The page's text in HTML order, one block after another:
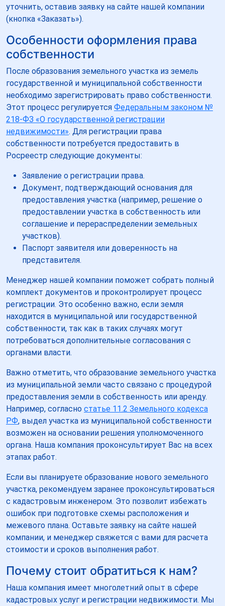
уточнить, оставив заявку на сайте нашей компании
(кнопка «Заказать»).
Особенности оформления права
собственности
После образования земельного участка из земель
государственной и муниципальной собственности
необходимо зарегистрировать право собственности.
Этот процесс регулируется Федеральным законом №
218-ФЗ «О государственной регистрации
недвижимости». Для регистрации права
собственности потребуется предоставить в
Росреестр следующие документы:
Заявление о регистрации права.
Документ, подтверждающий основания для
предоставления участка (например, решение о
предоставлении участка в собственность или
соглашение и перераспределении земельных
участков).
Паспорт заявителя или доверенность на
представителя.
Менеджер нашей компании поможет собрать полный
комплект документов и проконтролирует процесс
регистрации. Это особенно важно, если земля
находится в муниципальной или государственной
собственности, так как в таких случаях могут
потребоваться дополнительные согласования с
органами власти.
Важно отметить, что образование земельного участка
из муниципальной земли часто связано с процедурой
предоставления земли в собственность или аренду.
Например, согласно статье 11.2 Земельного кодекса
РФ, выдел участка из муниципальной собственности
возможен на основании решения уполномоченного
органа. Наша компания проконсультирует Вас на всех
этапах работ.
Если вы планируете образование нового земельного
участка, рекомендуем заранее проконсультироваться
с кадастровым инженером. Это позволит избежать
ошибок при подготовке схемы расположения и
межевого плана. Оставьте заявку на сайте нашей
компании, и менеджер свяжется с вами для расчета
стоимости и сроков выполнения работ.
Почему стоит обратиться к нам?
Наша компания имеет многолетний опыт в сфере
кадастровых услуг и регистрации недвижимости. Мы